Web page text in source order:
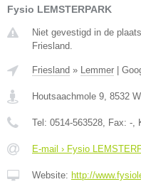
Fysio LEMSTERPARK
Niet gevestigd in de
Friesland.
Friesland » Lemmer |
Houtsaachmole 9 8532
Tel: 0514-563528 , Fax: -
E-mail › Fysio
Website: http://